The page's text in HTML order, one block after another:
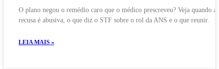
O plano negou o remédio caro que o médico prescreveu? Veja quando a
recusa é abusiva, o que diz o STF sobre o rol da ANS e o que reunir.
LEIA MAIS »